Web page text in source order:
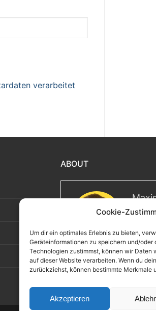
Cookie-
Um dir ein optimales Erlebnis zu bieten,
Geräteinformationen zu speichern und/oder
Technologien zustimmst, können wir Daten
auf dieser Website verarbeiten. Wenn du
zurückziehst, können bestimmte Merkmale
Akzeptieren
verarbeitet
ABOUT
15
teile
Ich lade dich ein,